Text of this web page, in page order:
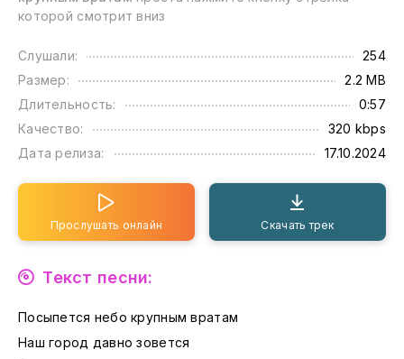
которой смотрит вниз
Слушали:
254
Размер:
2.2 MB
Длительность:
0:57
Качество:
320 kbps
Дата релиза:
17.10.2024
Прослушать онлайн Скачать трек
Текст песни:
Посыпется небо крупным вратам
Наш город давно зовется